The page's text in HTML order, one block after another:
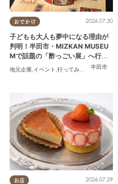
おでかけ
半田市
2026.07.30
子どもも大人も夢中になる理由が
判明！半田市・MIZKAN MUSEU
Mで話題の「酢っごい展」へ行っ
てみた｜7/25(土)～8/30(日)／ち
たまる広告
地元企業,イベント ,行ってみたレポ ,ちたま
お店 2026.07.29